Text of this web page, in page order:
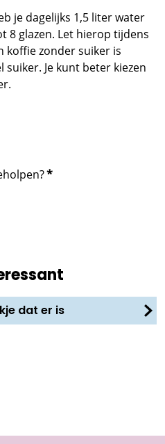
dat er is
je dagelijks 1,5 liter water
8 glazen. Let hierop tijdens
koffie zonder suiker is
Je kunt beter kiezen
scherm
*